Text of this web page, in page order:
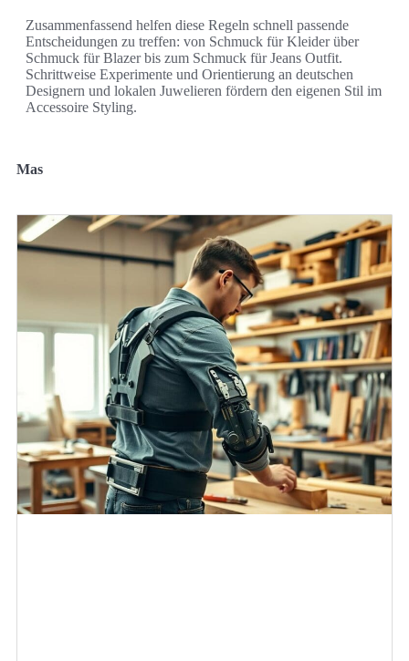
Zusammenfassend helfen diese Regeln schnell passende
Entscheidungen zu treffen: von Schmuck für Kleider über
Schmuck für Blazer bis zum Schmuck für Jeans Outfit.
Schrittweise Experimente und Orientierung an deutschen
Designern und lokalen Juwelieren fördern den eigenen Stil im
Accessoire Styling.
Mas